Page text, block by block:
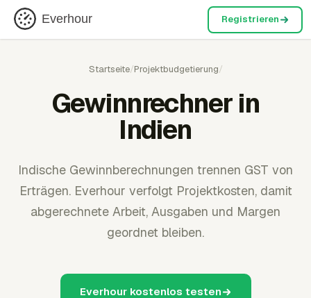
Everhour Registrieren
Startseite/Projektbudgetierung/
Gewinnrechner in
Indien
Indische Gewinnberechnungen trennen GST von
Erträgen. Everhour verfolgt Projektkosten, damit
abgerechnete Arbeit, Ausgaben und Margen
geordnet bleiben.
Everhour kostenlos testen